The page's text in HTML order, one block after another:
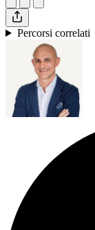
Percorsi correlati